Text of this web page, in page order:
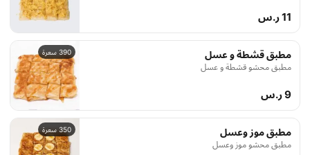
11 ر.س
390 سعرة مطبق قشطة و عسل
مطبق محشو قشطة و عسل
9 ر.س
350 سعرة مطبق موز وعسل
مطبق محشو موز وعسل